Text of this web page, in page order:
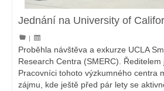
Jednání na University of
|
Proběhla návštěva a exkurze UCLA
Research Centra (SMERC). Ředitelem
Pracovníci tohoto výzkumného centra
zájmu, kde ještě před pár lety se